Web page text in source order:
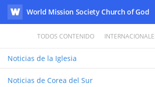
WATV
World Mission Society Church of God
TODOS CONTENIDO
Noticias de la Iglesia
Noticias de Corea del Sur